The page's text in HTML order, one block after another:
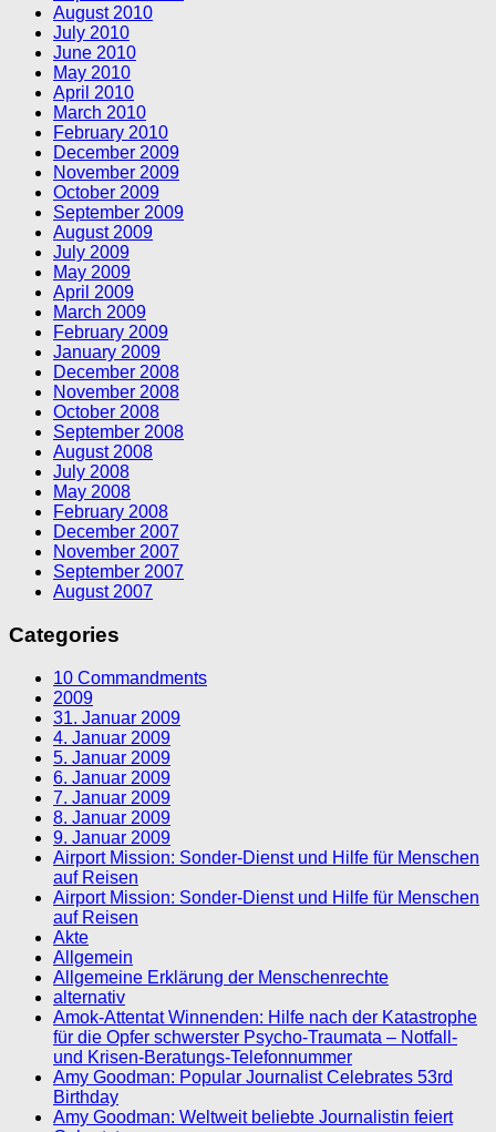
August 2010
July 2010
June 2010
May 2010
April 2010
March 2010
February 2010
December 2009
November 2009
October 2009
September 2009
August 2009
July 2009
May 2009
April 2009
March 2009
February 2009
January 2009
December 2008
November 2008
October 2008
September 2008
August 2008
July 2008
May 2008
February 2008
December 2007
November 2007
September 2007
August 2007
Categories
10 Commandments
2009
31. Januar 2009
4. Januar 2009
5. Januar 2009
6. Januar 2009
7. Januar 2009
8. Januar 2009
9. Januar 2009
Airport Mission: Sonder-Dienst und Hilfe für Menschen
auf Reisen
Airport Mission: Sonder-Dienst und Hilfe für Menschen
auf Reisen
Akte
Allgemein
Allgemeine Erklärung der Menschenrechte
alternativ
Amok-Attentat Winnenden: Hilfe nach der Katastrophe
für die Opfer schwerster Psycho-Traumata – Notfall-
und Krisen-Beratungs-Telefonnummer
Amy Goodman: Popular Journalist Celebrates 53rd
Birthday
Amy Goodman: Weltweit beliebte Journalistin feiert